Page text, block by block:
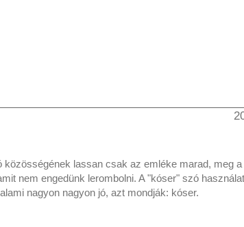
közösségének lassan csak az emléke marad, meg
nem engedünk lerombolni. A "kóser" szó
nagyon nagyon jó, azt mondják: kóser.